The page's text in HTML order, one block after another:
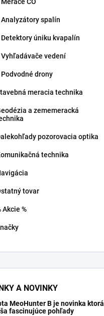
Analyzátory spalín
Detektory úniku kvapalín
Vyhľadávače vedení
Podvodné drony
meracia technika
a zememeracká
pozorovacia optika
technika
tovar
Akcie %
A NOVINKY
MeoHunter B je novinka ktorá
fascinujúce pohľady